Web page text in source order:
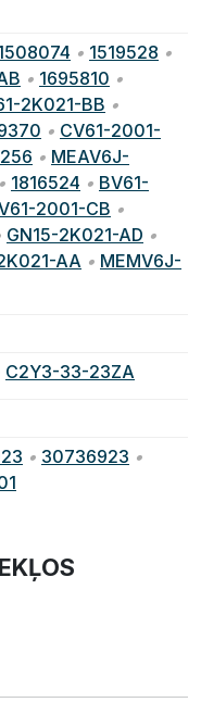
• 1519528 •
• 1695810 •
2K021-BB •
• CV61-2001-
• MEAV6J-
• 1816524 • BV61-
2001-CB •
GN15-2K021-AD •
AA • MEMV6J-
C2Y3-33-23ZA
• 30736923 •